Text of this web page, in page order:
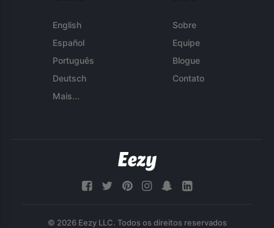
English
Español
Português
Deutsch
Mais...
Sobre
Equipe
Blogue
Contato
© 2026 Eezy LLC. Todos os direitos reservados